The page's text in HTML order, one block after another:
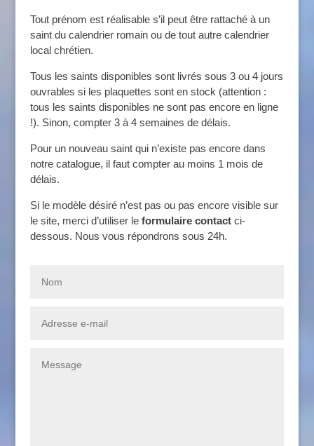
Tout prénom est réalisable s’il peut être rattaché à un
saint du calendrier romain ou de tout autre calendrier
local chrétien.
Tous les saints disponibles sont livrés sous 3 ou 4 jours
ouvrables si les plaquettes sont en stock (attention :
tous les saints disponibles ne sont pas encore en ligne
!). Sinon, compter 3 à 4 semaines de délais.
Pour un nouveau saint qui n’existe pas encore dans
notre catalogue, il faut compter au moins 1 mois de
délais.
Si le modèle désiré n’est pas ou pas encore visible sur
le site, merci d’utiliser le formulaire contactci-
dessous. Nous vous répondrons sous 24h.